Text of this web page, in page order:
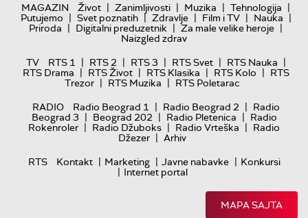
MAGAZIN
Život | Zanimljivosti | Muzika | Tehnologija |
Putujemo | Svet poznatih | Zdravlje | Film i TV | Nauka |
Priroda | Digitalni preduzetnik | Za male velike heroje |
Naizgled zdrav
TV
RTS 1 | RTS 2 | RTS 3 | RTS Svet | RTS Nauka |
RTS Drama | RTS Život | RTS Klasika | RTS Kolo | RTS
Trezor | RTS Muzika | RTS Poletarac
RADIO
Radio Beograd 1 | Radio Beograd 2 | Radio
Beograd 3 | Beograd 202 | Radio Pletenica | Radio
Rokenroler | Radio Džuboks | Radio Vrteška | Radio
Džezer | Arhiv
RTS
Kontakt | Marketing | Javne nabavke | Konkursi
| Internet portal
MAPA SAJTA